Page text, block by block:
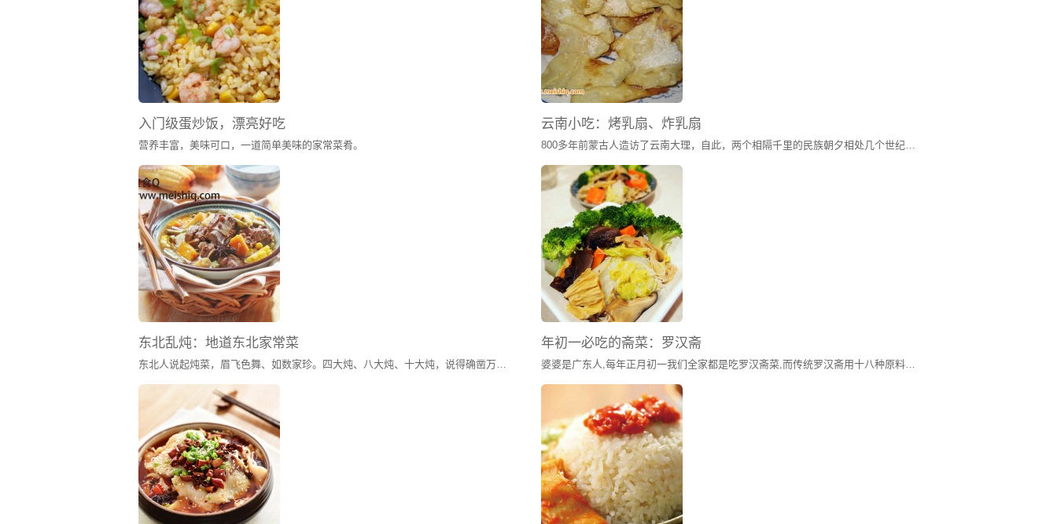
入门级蛋炒饭，漂亮好吃
营养丰富，美味可口，一道简单美味的家常菜肴。
云南小吃：烤乳扇、炸乳扇
800多年前蒙古人造访了云南大理，自此，两个相隔千里的民族朝夕相处几个世纪，逐渐语言相通，饮食趋同，当地白族人自然而然地爱上了蒙古人的传统食品乳扇。他们不仅学会了制作，而且用炸的手法让乳扇获得香酥口感，赋予了这道美食耀眼的别样风情。
东北乱炖：地道东北家常菜
东北人说起炖菜，眉飞色舞、如数家珍。四大炖、八大炖、十大炖，说得确凿万分。不过不管多少名堂，其实都是用身边最常见的原料，最简单的办法，烹出最地道的北方口味，炖出最豪爽大度的东北食风。乱炖不同于普通的红烧，要最后多留些汤汁拌饭吃才够美味。炖菜是东北菜肴中最常见最多的一种烹调方式，这大约和东北地处严寒有关，您想啊，大锅的炖菜端上来，冒着腾腾的热气，吃在嘴里暖呼呼的，身上顿时增添了热量，而且大锅炖菜不会很快就凉了，即使吃的时间稍长一点儿，菜仍然温暖有余。
年初一必吃的斋菜：罗汉斋
婆婆是广东人,每年正月初一我们全家都是吃罗汉斋菜,而传统罗汉斋用十八种原料做成,意喻对十八罗汉的虔敬.只是现代的人很少真的选用十八种材料烹饪,通常都是选取其中的几样再加上自己喜欢的蔬菜来搭配,必备的一定是有香菇,木耳,豆制品(如腐竹或者油豆腐),大白菜,和粉丝.以前在香港过年时,初一一大早婆婆就开始准备斋菜,当差不多快好时就打电话过来叫我们去婆婆家拜年加吃午饭,斋菜加发菜生菜(取发财,生财的谐音)在做这道菜之前有想过做发菜生菜,结果找了一大圈这里的亚洲超市和唐人铺都没有发菜卖只好做罢.大家在做这道菜时可